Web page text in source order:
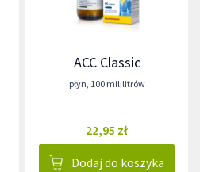
ACC Classic
płyn, 100 mililitrów
22,95 zł
Dodaj do koszyka